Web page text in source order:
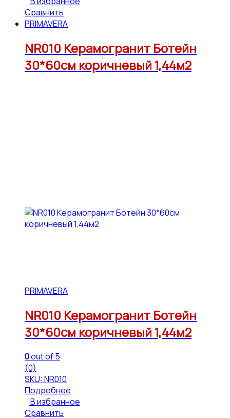
Сравнить
PRIMAVERA
NR010 Керамогранит Ботейн
30*60см коричневый 1,44м2
PRIMAVERA
NR010 Керамогранит Ботейн
30*60см коричневый 1,44м2
0out of 5
(0)
SKU: NR010
Подробнее
В избранное
Сравнить